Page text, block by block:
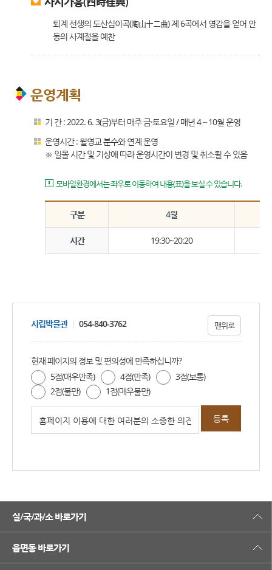
퇴계 선생의 도산십이곡(陶山十二曲) 제 6곡에서 영감을 얻어 안
동의 사계절을 예찬
운영계획
기 간 : 2022. 6. 3(금)부터 매주 금·토요일 / 매년 4∼10월 운영
운영시간 : 월영교 분수와 연계 운영
※ 일몰 시간 및 기상에 따라 운영시간이 변경 및 취소될 수 있음
모바일환경에서는 좌우로 이동하여 내용(표)을 보실 수 있습니다.
구분 4월
시간 19:30~20:20
시립박물관 054-840-3762 맨위로
현재 페이지의 정보 및 편의성에 만족하십니까?
5점(매우만족)
4점(만족)
3점(보통)
2점(불만)
1점(매우불만)
실/국/과/소 바로가기
읍면동 바로가기